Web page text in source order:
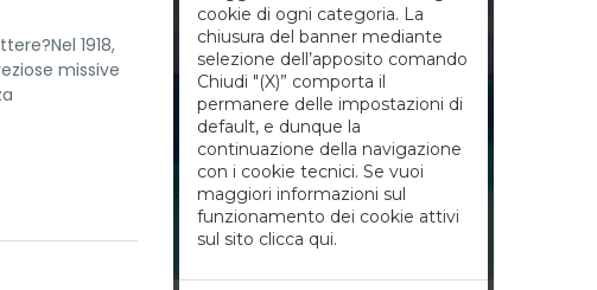
1918,
missive